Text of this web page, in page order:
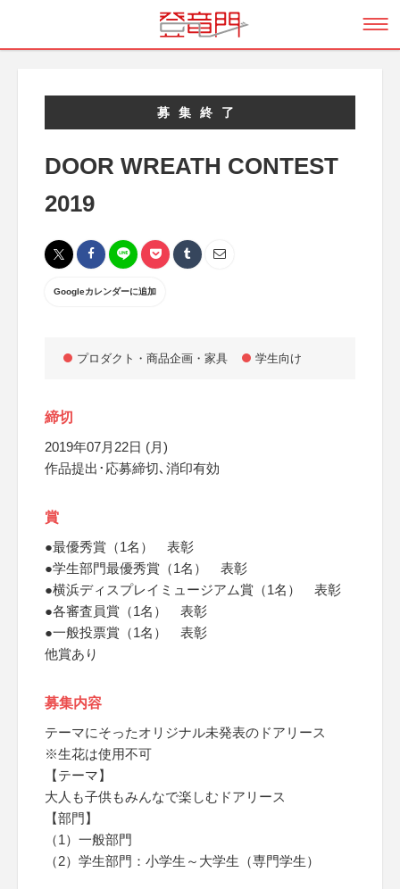
募集終了
DOOR WREATH CONTEST
2019
Googleカレンダーに追加
プロダクト・商品企画・家具 学生向け
締切
2019年07月22日 (月)
作品提出･応募締切､消印有効
賞
●最優秀賞（1名） 表彰
●学生部門最優秀賞（1名） 表彰
●横浜ディスプレイミュージアム賞（1名） 表彰
●各審査員賞（1名） 表彰
●一般投票賞（1名） 表彰
他賞あり
募集内容
テーマにそったオリジナル未発表のドアリース
※生花は使用不可
【テーマ】
大人も子供もみんなで楽しむドアリース
【部門】
（1）一般部門
（2）学生部門：小学生～大学生（専門学生）